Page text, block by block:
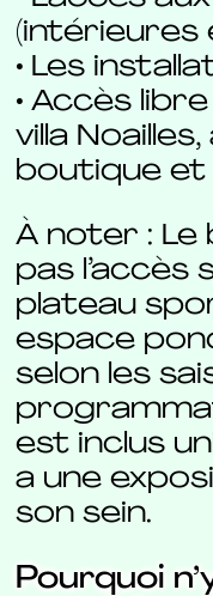
(intérieures
• Les
• Accès
villa
boutique et
À noter : Le
pas l’accès
plateau
espace
selon les
est inclus
a une
son sein.
Pourquoi